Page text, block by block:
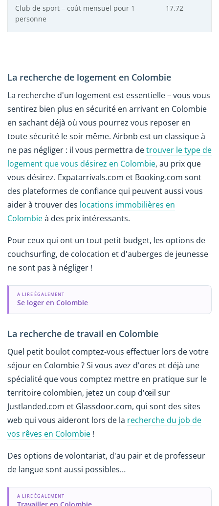
Club de sport – coût mensuel pour 1
personne
17,72
La recherche de logement en Colombie
La recherche d'un logement est essentielle – vous vous
sentirez bien plus en sécurité en arrivant en Colombie
en sachant déjà où vous pourrez vous reposer en
toute sécurité le soir même. Airbnb est un classique à
ne pas négliger : il vous permettra detrouver le type de
logement que vous désirez en Colombie, au prix que
vous désirez. Expatarrivals.com et Booking.com sont
des plateformes de confiance qui peuvent aussi vous
aider à trouver des locations immobilières en
Colombieà des prix intéressants.
Pour ceux qui ont un tout petit budget, les options de
couchsurfing, de colocation et d'auberges de jeunesse
ne sont pas à négliger !
A LIRE ÉGALEMENT
Se loger en Colombie
La recherche de travail en Colombie
Quel petit boulot comptez-vous effectuer lors de votre
séjour en Colombie ? Si vous avez d'ores et déjà une
spécialité que vous comptez mettre en pratique sur le
territoire colombien, jetez un coup d'œil sur
Justlanded.com et Glassdoor.com, qui sont des sites
web qui vous aideront lors de la recherche du job de
vos rêves en Colombie !
Des options de volontariat, d'au pair et de professeur
de langue sont aussi possibles…
A LIRE ÉGALEMENT
Travailler en Colombie